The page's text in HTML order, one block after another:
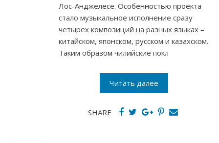
Лос-Анджелесе. Особенностью проекта
стало музыкальное исполнение сразу
четырех композиций на разных языках –
китайском, японском, русском и казахском.
Таким образом чилийские покл
Читать далее
SHARE